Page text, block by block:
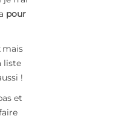
pour
mais
liste
!
et